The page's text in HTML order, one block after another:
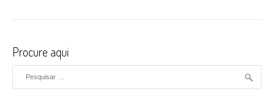
Procure aqui